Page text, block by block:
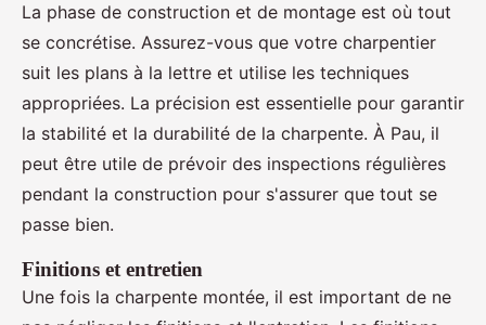
La phase de construction et de montage est où tout
se concrétise. Assurez-vous que votre charpentier
suit les plans à la lettre et utilise les techniques
appropriées. La précision est essentielle pour garantir
la stabilité et la durabilité de la charpente. À Pau, il
peut être utile de prévoir des inspections régulières
pendant la construction pour s'assurer que tout se
passe bien.
Finitions et entretien
Une fois la charpente montée, il est important de ne